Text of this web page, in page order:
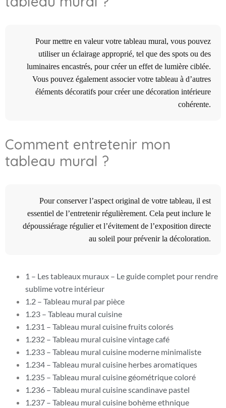
Pour mettre en valeur votre tableau mural, vous pouvez
utiliser un éclairage approprié, tel que des spots ou des
luminaires encastrés, pour créer un effet de lumière ciblée.
Vous pouvez également associer votre tableau à d’autres
éléments décoratifs pour créer une décoration intérieure
cohérente.
Comment entretenir mon
tableau mural ?
Pour conserver l’aspect original de votre tableau, il est
essentiel de l’entretenir régulièrement. Cela peut inclure le
dépoussiérage régulier et l’évitement de l’exposition directe
au soleil pour prévenir la décoloration.
1 – Les tableaux muraux – Le guide complet pour rendre
sublime votre intérieur
1.2 – Tableau mural par pièce
1.23 – Tableau mural cuisine
1.231 – Tableau mural cuisine fruits colorés
1.232 – Tableau mural cuisine vintage café
1.233 – Tableau mural cuisine moderne minimaliste
1.234 – Tableau mural cuisine herbes aromatiques
1.235 – Tableau mural cuisine géométrique coloré
1.236 – Tableau mural cuisine scandinave pastel
1.237 – Tableau mural cuisine bohème ethnique